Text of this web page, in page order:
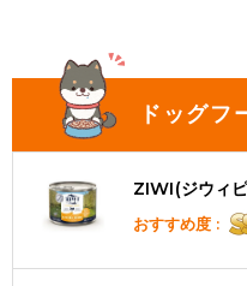
ドッグフ
ZIWI(ジウィ
おすすめ度 :